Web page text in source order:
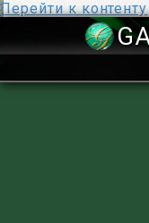
Перейти к контенту